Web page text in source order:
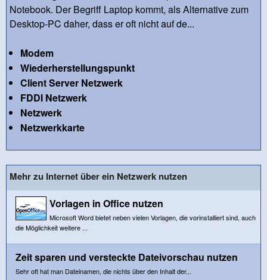
Notebook. Der Begriff Laptop kommt, als Alternative zum
Desktop-PC daher, dass er oft nicht auf de...
Modem
Wiederherstellungspunkt
Client Server Netzwerk
FDDI Netzwerk
Netzwerk
Netzwerkkarte
Mehr zu Internet über ein Netzwerk nutzen
Vorlagen in Office nutzen
Microsoft Word bietet neben vielen Vorlagen, die vorinstalliert sind, auch
die Möglichkeit weitere ...
Zeit sparen und versteckte Dateivorschau nutzen
Sehr oft hat man Dateinamen, die nichts über den Inhalt der...